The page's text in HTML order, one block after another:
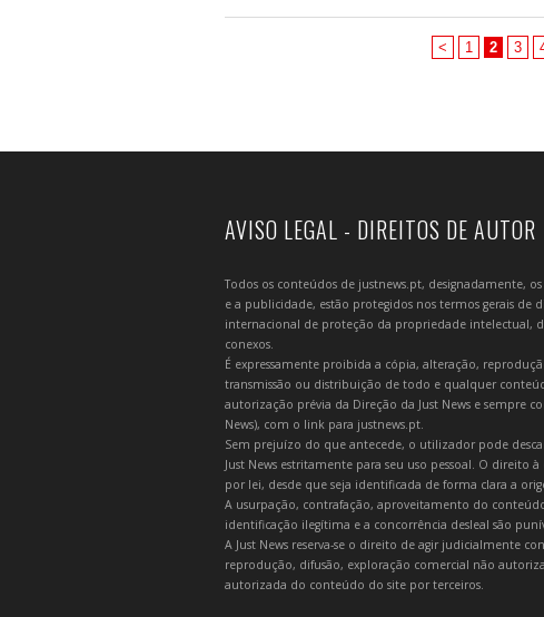
< 1 2 3
AVISO LEGAL - DIREITOS DE AUTOR
Todos os conteúdos de justnews.pt, designadamente, os
e a publicidade, estão protegidos nos termos gerais de
internacional de proteção da propriedade intelectual,
conexos.
É expressamente proibida a cópia, alteração,
transmissão ou distribuição de todo e qualquer
autorização prévia da Direção da Just News e sempre
News), com o link para justnews.pt.
Sem prejuízo do que antecede, o utilizador pode
Just News estritamente para seu uso pessoal. O direito
por lei, desde que seja identificada de forma clara a
A usurpação, contrafação, aproveitamento do
identificação ilegítima e a concorrência desleal são
A Just News reserva-se o direito de agir judicialmente
reprodução, difusão, exploração comercial não
autorizada do conteúdo do site por terceiros.